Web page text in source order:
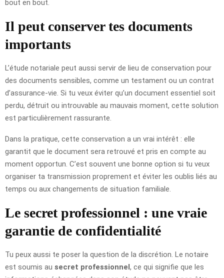
bout en bout.
Il peut conserver tes documents
importants
L’étude notariale peut aussi servir de lieu de conservation pour
des documents sensibles, comme un testament ou un contrat
d’assurance-vie. Si tu veux éviter qu’un document essentiel soit
perdu, détruit ou introuvable au mauvais moment, cette solution
est particulièrement rassurante.
Dans la pratique, cette conservation a un vrai intérêt : elle
garantit que le document sera retrouvé et pris en compte au
moment opportun. C’est souvent une bonne option si tu veux
organiser ta transmission proprement et éviter les oublis liés au
temps ou aux changements de situation familiale.
Le secret professionnel : une vraie
garantie de confidentialité
Tu peux aussi te poser la question de la discrétion. Le notaire
est soumis au secret professionnel, ce qui signifie que les